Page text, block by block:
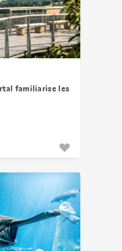
familiarise les